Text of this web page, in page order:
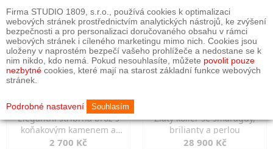
Elegantní stříbrná brož s
koňakovým kamenem a
markazity
2 700 Kč
Zlatý kolier se smaragdy,
brilianty a perlou
28 900 Kč
Firma STUDIO 1809, s.r.o., používá cookies k optimalizaci
webových stránek prostřednictvím analytických nástrojů, ke zvýšení
bezpečnosti a pro personalizaci doručovaného obsahu v rámci
webových stránek i cíleného marketingu mimo nich. Cookies jsou
uloženy v naprostém bezpečí vašeho prohlížeče a nedostane se k
nim nikdo, kdo nemá. Pokud nesouhlasíte, můžete povolit pouze
nezbytné cookies, které mají na starost základní funkce webových
stránek.
Podrobné nastavení Souhlasím